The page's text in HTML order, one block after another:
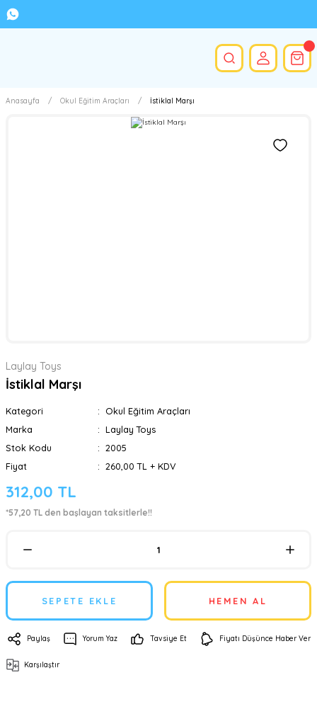
Anasayfa Okul Eğitim Araçları İstiklal Marşı
Laylay Toys
İstiklal Marşı
Kategori
Okul Eğitim Araçları
Marka
Laylay Toys
Stok Kodu
2005
Fiyat
260,00 TL + KDV
312,00 TL
*57,20 TL den başlayan taksitlerle!!
SEPETE EKLE HEMEN AL
Paylaş Yorum Yaz Tavsiye Et Fiyatı Düşünce Haber Ver
Karşılaştır